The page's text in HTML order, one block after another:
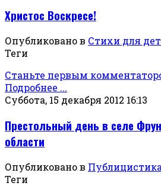
Христос Воскресе!
Опубликовано в Стихи для
Теги
Станьте первым
Подробнее ...
Суббота, 15 декабря 2012 16:13
Престольный день в селе
области
Опубликовано в Публицистика
Теги